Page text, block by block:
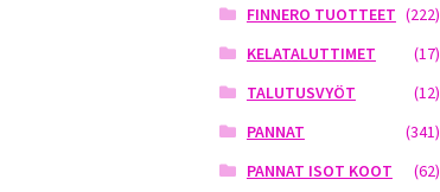
FINNERO TUOTTEET (222)
KELATALUTTIMET
(17)
TALUTUSVYÖT
(12)
PANNAT
(341)
PANNAT ISOT KOOT
(62)